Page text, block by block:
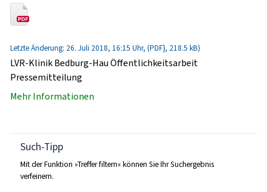
Letzte Änderung: 26. Juli 2018, 16:15 Uhr, (PDF}, 218.5 kB)
LVR-Klinik Bedburg-Hau Öffentlichkeitsarbeit
Pressemitteilung
Mehr Informationen
Such-Tipp
Mit der Funktion »Treffer filtern« können Sie Ihr Suchergebnis
verfeinern.